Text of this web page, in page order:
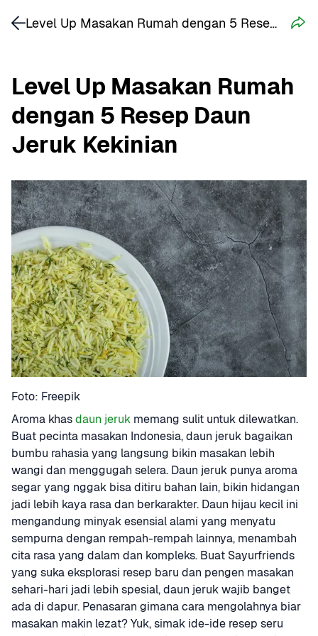
Level Up Masakan Rumah
dengan 5 Resep Daun
Jeruk Kekinian
Foto: Freepik
Aroma khas daun jeruk memang sulit untuk dilewatkan.
Buat pecinta masakan Indonesia, daun jeruk bagaikan
bumbu rahasia yang langsung bikin masakan lebih
wangi dan menggugah selera. Daun jeruk punya aroma
segar yang nggak bisa ditiru bahan lain, bikin hidangan
jadi lebih kaya rasa dan berkarakter. Daun hijau kecil ini
mengandung minyak esensial alami yang menyatu
sempurna dengan rempah-rempah lainnya, menambah
cita rasa yang dalam dan kompleks. Buat Sayurfriends
yang suka eksplorasi resep baru dan pengen masakan
sehari-hari jadi lebih spesial, daun jeruk wajib banget
ada di dapur. Penasaran gimana cara mengolahnya biar
masakan makin lezat? Yuk, simak ide-ide resep seru
Level Up Masakan Rumah dengan 5 Resep Daun Jeruk Kekinian